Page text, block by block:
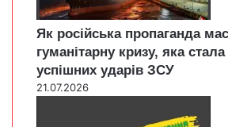
Як російська пропаганда
гуманітарну кризу, яка
успішних ударів ЗСУ
21.07.2026